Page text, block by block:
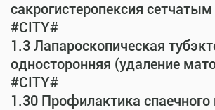
сакрогистеропексия
#CITY#
1.3 Лапароскопическая
односторонняя (удаление
#CITY#
1.30 Профилактика спаечного